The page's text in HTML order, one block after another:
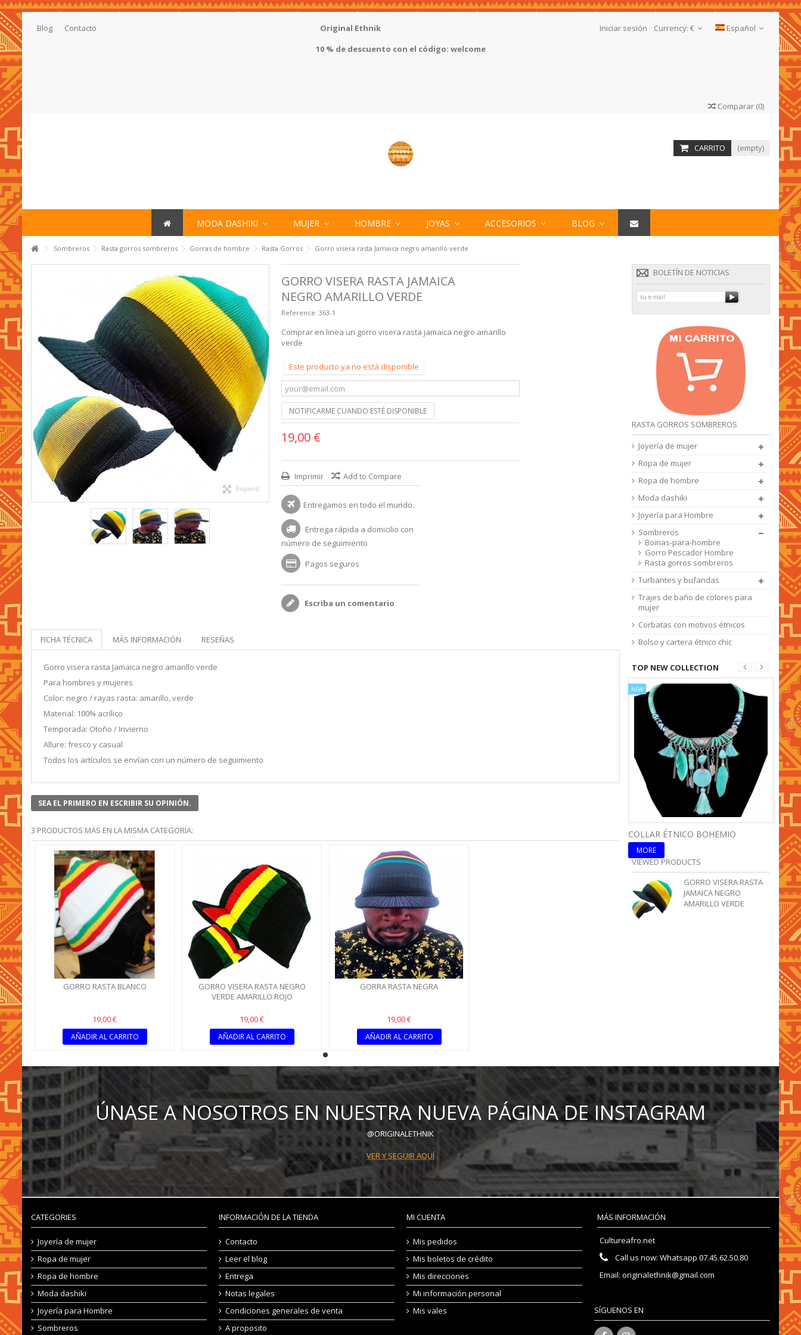
Español
Currency: €
Iniciar sesión
Blog Contacto
Original Ethnik
10 % de descuento con el código: welcome
Comparar (0)
CARRITO (empty)
MODA DASHIKI MUJER HOMBRE JOYAS ACCESORIOS BLOG
Sombreros Rasta gorros sombreros Gorras de hombre Rasta Gorros Gorro visera rasta Jamaica negro amarillo verde
Expand
GORRO VISERA RASTA JAMAICA
NEGRO AMARILLO VERDE
Reference: 363-1
Comprar en linea un gorro visera rasta jamaica negro amarillo
verde
Este producto ya no está disponible
NOTIFICARME CUANDO ESTÉ DISPONIBLE
19,00 €
Imprimir Add to Compare
Entregamos en todo el mundo.
Entrega rápida a domicilio con
número de seguimiento
Pagos seguros
Escriba un comentario
FICHA TÉCNICA MÁS INFORMACIÓN RESEÑAS
Gorro visera rasta Jamaica negro amarillo verde
Para hombres y mujeres
Color: negro / rayas rasta: amarillo, verde
Material: 100% acrílico
Temporada: Otoño / Invierno
Allure: fresco y casual
Todos los artículos se envían con un número de seguimiento
SEA EL PRIMERO EN ESCRIBIR SU OPINIÓN.
3 PRODUCTOS MÁS EN LA MISMA CATEGORÍA:
GORRO RASTA BLANCO
19,00 €
AÑADIR AL CARRITO
GORRO VISERA RASTA NEGRO
VERDE AMARILLO ROJO
19,00 €
AÑADIR AL CARRITO
GORRA RASTA NEGRA
19,00 €
AÑADIR AL CARRITO
BOLETÍN DE NOTICIAS
RASTA GORROS SOMBREROS
Joyería de mujer
Ropa de mujer
Ropa de hombre
Moda dashiki
Joyería para Hombre
Sombreros
Boinas-para-hombre
Gorro Pescador Hombre
Rasta gorros sombreros
Turbantes y bufandas
Trajes de baño de colores para
mujer
Corbatas con motivos étnicos
Bolso y cartera étnico chic
TOP NEW COLLECTION
NEW
COLLAR ÉTNICO BOHEMIO
MORE MORE
VIEWED PRODUCTS
GORRO VISERA RASTA
JAMAICA NEGRO
AMARILLO VERDE
ÚNASE A NOSOTROS EN NUESTRA NUEVA PÁGINA DE INSTAGRAM
@ORIGINALETHNIK
VER Y SEGUIR AQUÍ
CATEGORIES
Joyería de mujer
Ropa de mujer
Ropa de hombre
Moda dashiki
Joyería para Hombre
Sombreros
INFORMACIÓN DE LA TIENDA
Contacto
Leer el blog
Entrega
Notas legales
Condiciones generales de venta
A proposito
MI CUENTA
Mis pedidos
Mis boletos de crédito
Mis direcciones
Mi información personal
Mis vales
MÁS INFORMACIÓN
Cultureafro.net
Call us now: Whatsapp 07.45.62.50.80
Email: originalethnik@gmail.com
SÍGUENOS EN